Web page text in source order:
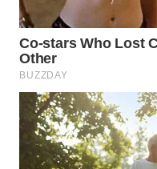
WN
MAJALENGKA
WN
SUBANG
WN
SUKABUMI